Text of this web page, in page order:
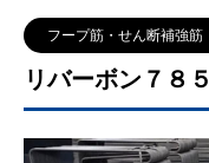
フープ筋・せん断補強筋
リバーボン７８５